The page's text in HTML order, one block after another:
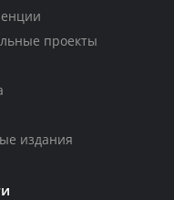
проекты
издания